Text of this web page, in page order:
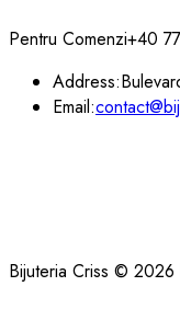
Pentru Comenzi+40
Address:
Email:
Bijuteria Criss © 2026